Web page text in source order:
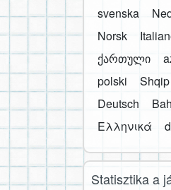
svenska
Norsk
ქართული
polski
Shqip
Deutsch
Ελληνικά
Statisztika a